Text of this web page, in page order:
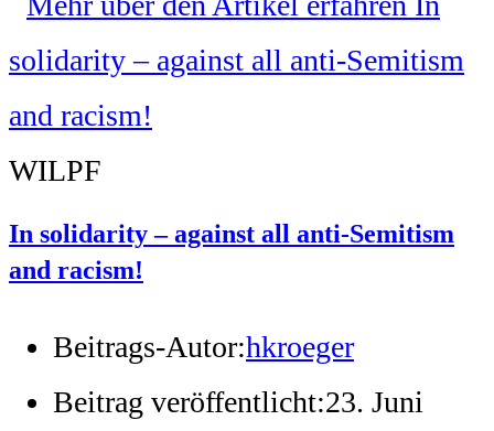
WILPF
In solidarity – against all anti-Semitism
and racism!
Beitrags-Autor:hkroeger
Beitrag veröffentlicht:23. Juni